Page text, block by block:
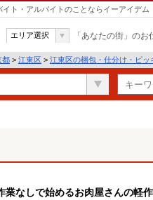
ト・アルバイトのことならイーアイデム
エリア選択 「あなたの街」の
都 > 江東区 > 江東区の梱包・仕分け・ピッ
なしで始めるお肉屋さんの軽作